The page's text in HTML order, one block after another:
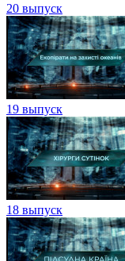
20 выпуск
19 выпуск
18 выпуск